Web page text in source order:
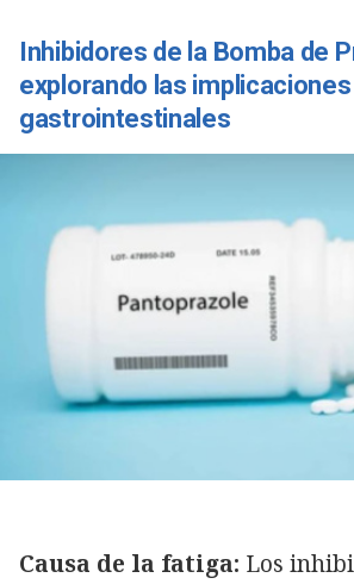
Inhibidores de la Bomba de
explorando las implicaciones
gastrointestinales
Causa de la fatiga: Los